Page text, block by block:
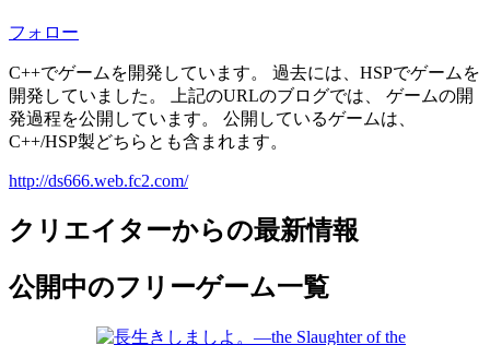
フォロー
C++でゲームを開発しています。 過去には、HSPでゲームを
開発していました。 上記のURLのブログでは、 ゲームの開
発過程を公開しています。 公開しているゲームは、
C++/HSP製どちらとも含まれます。
http://ds666.web.fc2.com/
クリエイターからの最新情報
公開中のフリーゲーム一覧